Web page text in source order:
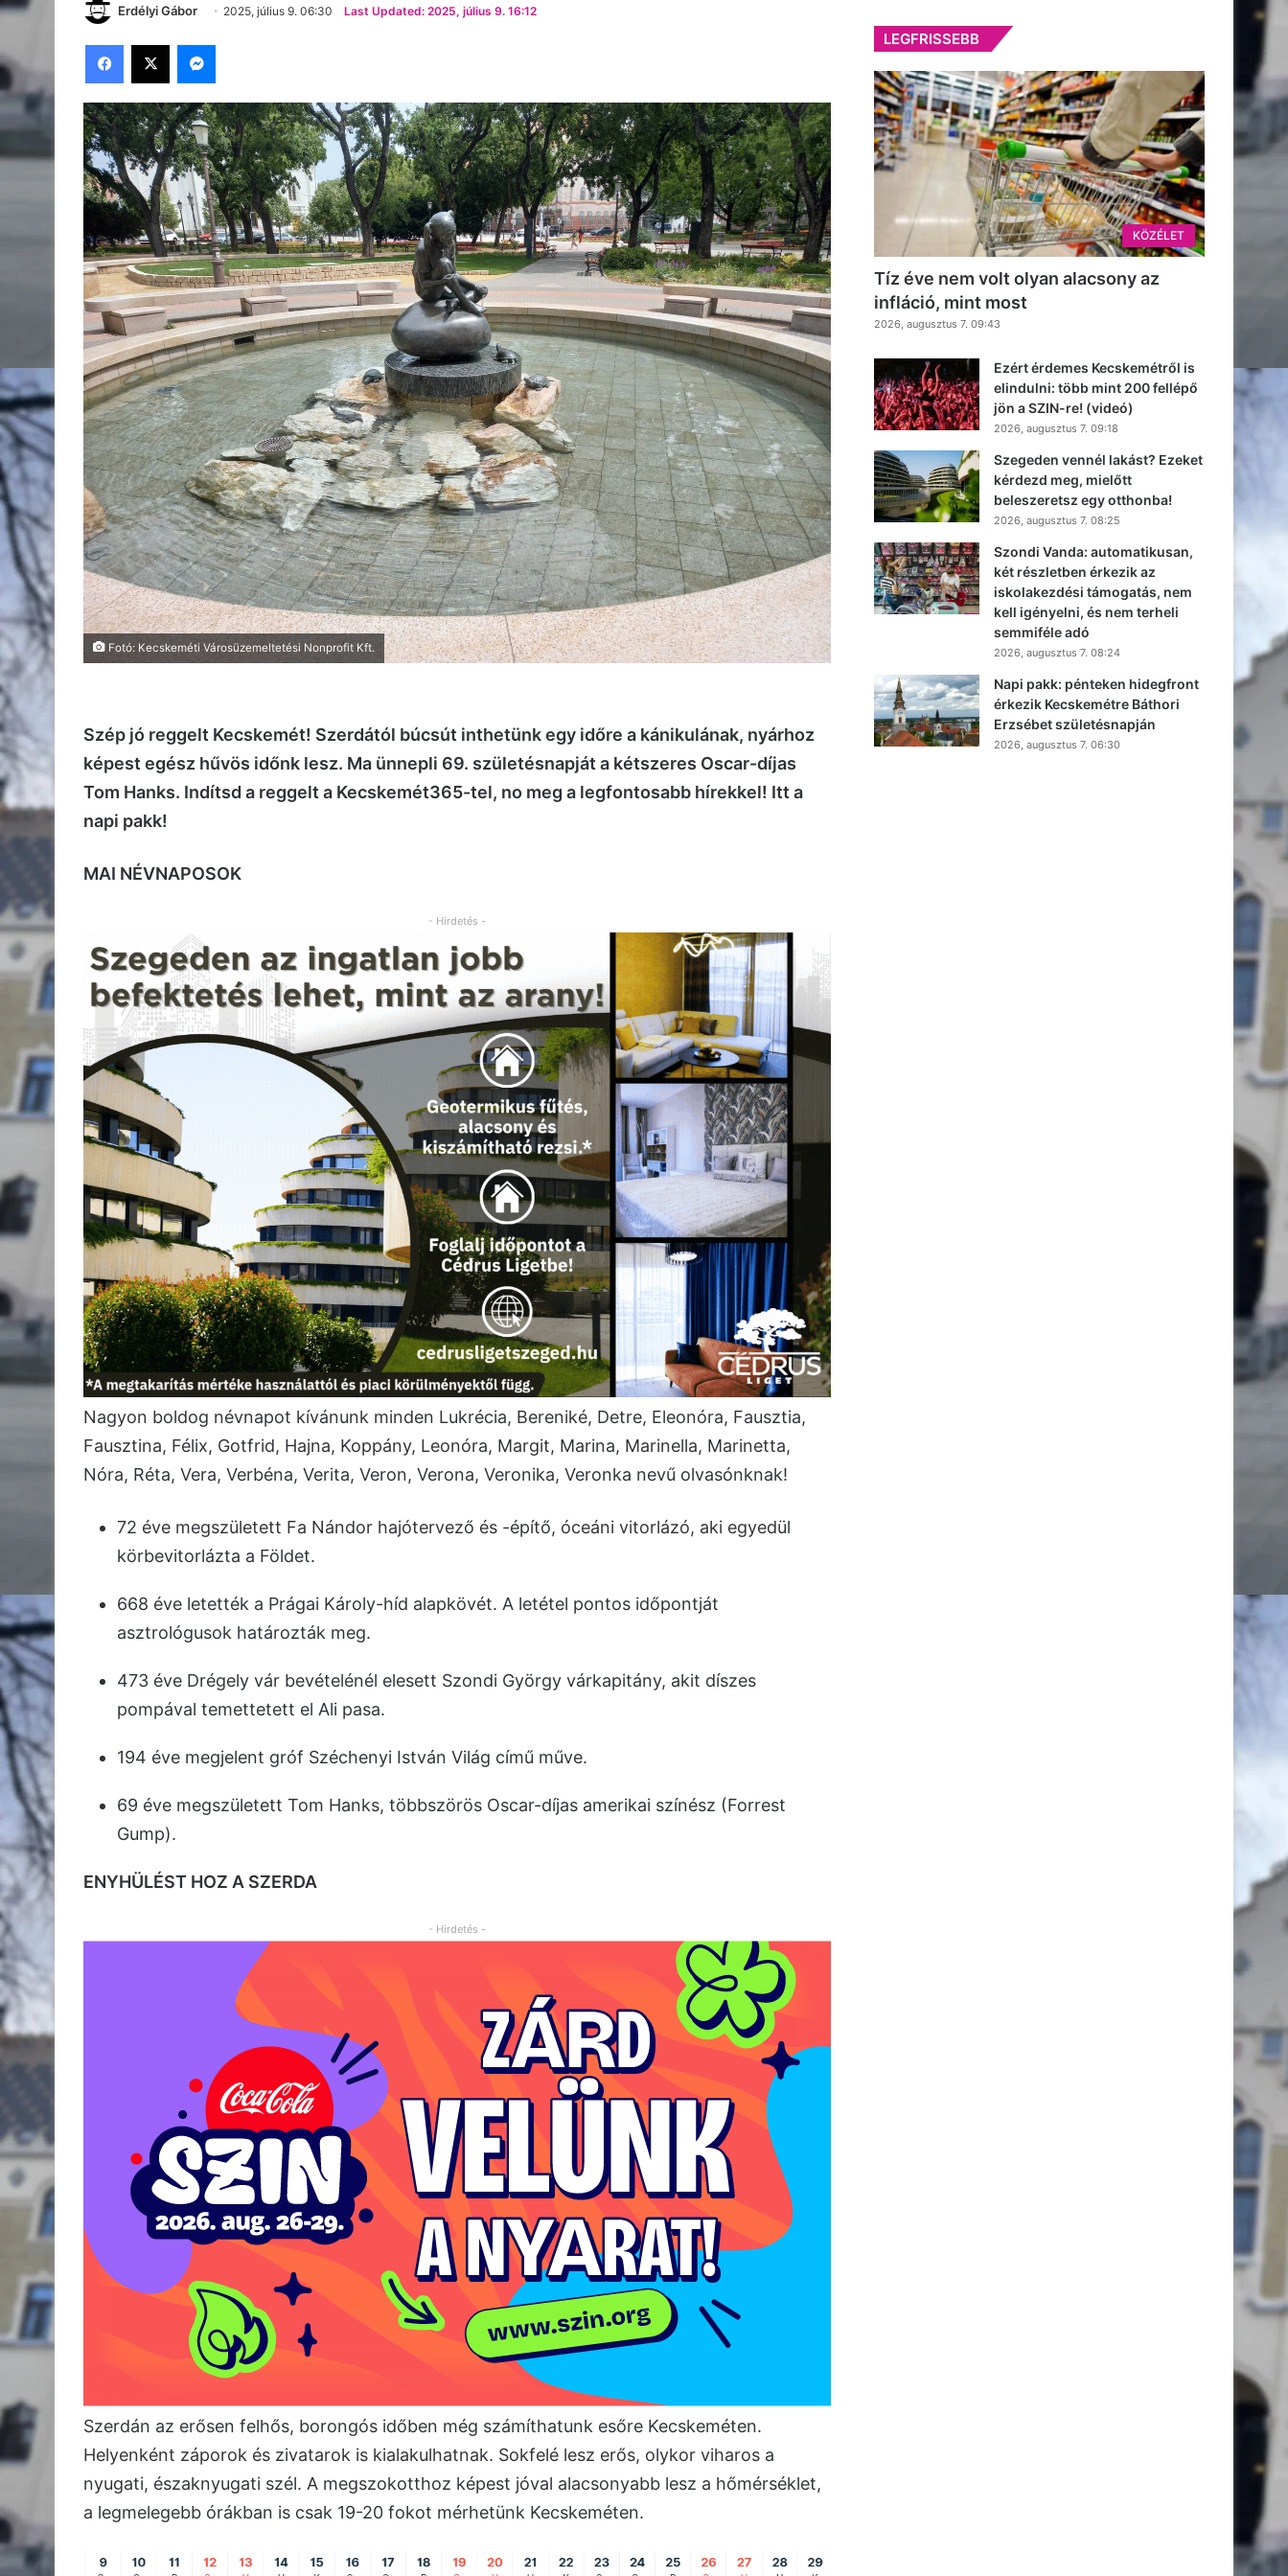
Erdélyi Gábor 2025, július 9. 06:30 Last Updated: 2025, július 9. 16:12
Facebook
X Messenger
Fotó: Kecskeméti Városüzemeltetési Nonprofit Kft.
Szép jó reggelt Kecskemét! Szerdától búcsút inthetünk egy időre a kánikulának, nyárhoz
képest egész hűvös időnk lesz. Ma ünnepli 69. születésnapját a kétszeres Oscar-díjas
Tom Hanks. Indítsd a reggelt a Kecskemét365-tel, no meg a legfontosabb hírekkel! Itt a
napi pakk!
MAI NÉVNAPOSOK
- Hirdetés -
Nagyon boldog névnapot kívánunk minden Lukrécia, Bereniké, Detre, Eleonóra, Fausztia,
Fausztina, Félix, Gotfrid, Hajna, Koppány, Leonóra, Margit, Marina, Marinella, Marinetta,
Nóra, Réta, Vera, Verbéna, Verita, Veron, Verona, Veronika, Veronka nevű olvasónknak!
72 éve megszületett Fa Nándor hajótervező és -építő, óceáni vitorlázó, aki egyedül
körbevitorlázta a Földet.
668 éve letették a Prágai Károly-híd alapkövét. A letétel pontos időpontját
asztrológusok határozták meg.
473 éve Drégely vár bevételénél elesett Szondi György várkapitány, akit díszes
pompával temettetett el Ali pasa.
194 éve megjelent gróf Széchenyi István Világ című műve.
69 éve megszületett Tom Hanks, többszörös Oscar-díjas amerikai színész (Forrest
Gump).
ENYHÜLÉST HOZ A SZERDA
- Hirdetés -
Szerdán az erősen felhős, borongós időben még számíthatunk esőre Kecskeméten.
Helyenként záporok és zivatarok is kialakulhatnak. Sokfelé lesz erős, olykor viharos a
nyugati, északnyugati szél. A megszokotthoz képest jóval alacsonyabb lesz a hőmérséklet,
a legmelegebb órákban is csak 19-20 fokot mérhetünk Kecskeméten.
LEGFRISSEBB
KÖZÉLET
Tíz éve nem volt olyan alacsony az
infláció, mint most
2026, augusztus 7. 09:43
Ezért érdemes Kecskemétről is
elindulni: több mint 200 fellépő
jön a SZIN-re! (videó)
2026, augusztus 7. 09:18
Szegeden vennél lakást? Ezeket
kérdezd meg, mielőtt
beleszeretsz egy otthonba!
2026, augusztus 7. 08:25
Szondi Vanda: automatikusan,
két részletben érkezik az
iskolakezdési támogatás, nem
kell igényelni, és nem terheli
semmiféle adó
2026, augusztus 7. 08:24
Napi pakk: pénteken hidegfront
érkezik Kecskemétre Báthori
Erzsébet születésnapján
2026, augusztus 7. 06:30